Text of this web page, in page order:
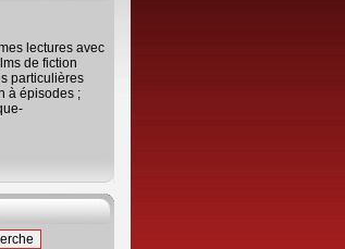
lectures avec
de fiction
particulières
à épisodes ;